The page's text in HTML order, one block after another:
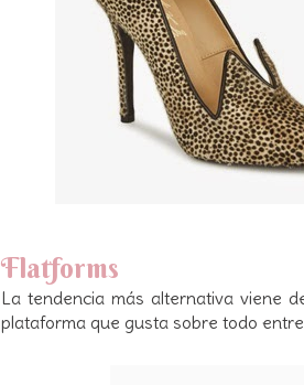
Flatforms
La tendencia más alternativa viene
plataforma que gusta sobre todo